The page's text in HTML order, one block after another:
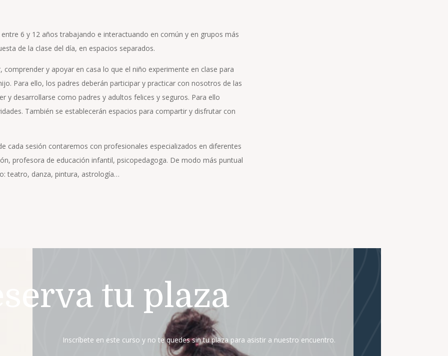
6 y 12 años trabajando e interactuando en común y en grupos más
de la clase del día, en espacios separados.
y apoyar en casa lo que el niño experimente en clase para
Para ello, los padres deberán participar y practicar con nosotros de las
y desarrollarse como padres y adultos felices y seguros. Para ello
También se establecerán espacios para compartir y disfrutar con
cada sesión contaremos con profesionales especializados en diferentes
profesora de educación infantil, psicopedagoga. De modo más puntual
teatro, danza, pintura, astrología…
tu plaza
Inscríbete en este curso y no te quedes sin tu plaza para asistir a nuestro encuentro.